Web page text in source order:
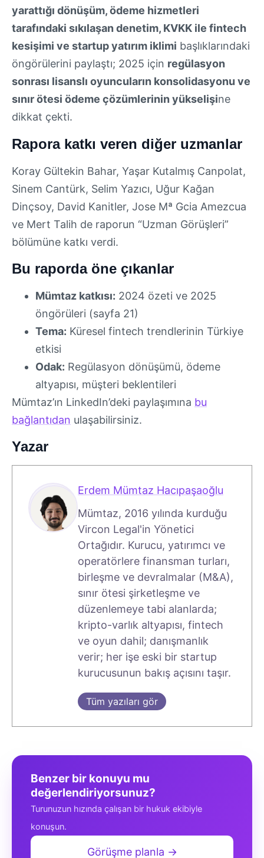
yarattığı dönüşüm, ödeme hizmetleri
tarafındaki sıkılaşan denetim, KVKK ile fintech
kesişimi ve startup yatırım iklimi başlıklarındaki
öngörülerini paylaştı; 2025 için regülasyon
sonrası lisanslı oyuncuların konsolidasyonu ve
sınır ötesi ödeme çözümlerinin yükselişine
dikkat çekti.
Rapora katkı veren diğer uzmanlar
Koray Gültekin Bahar, Yaşar Kutalmış Canpolat,
Sinem Cantürk, Selim Yazıcı, Uğur Kağan
Dinçsoy, David Kanitler, Jose Mª Gcia Amezcua
ve Mert Talih de raporun “Uzman Görüşleri”
bölümüne katkı verdi.
Bu raporda öne çıkanlar
Mümtaz katkısı: 2024 özeti ve 2025
öngörüleri (sayfa 21)
Tema: Küresel fintech trendlerinin Türkiye
etkisi
Odak: Regülasyon dönüşümü, ödeme
altyapısı, müşteri beklentileri
Mümtaz’ın LinkedIn’deki paylaşımına bu
bağlantıdan ulaşabilirsiniz.
Yazar
Erdem Mümtaz Hacıpaşaoğlu
Mümtaz, 2016 yılında kurduğu
Vircon Legal'in Yönetici
Ortağıdır. Kurucu, yatırımcı ve
operatörlere finansman turları,
birleşme ve devralmalar (M&A),
sınır ötesi şirketleşme ve
düzenlemeye tabi alanlarda;
kripto-varlık altyapısı, fintech
ve oyun dahil; danışmanlık
verir; her işe eski bir startup
kurucusunun bakış açısını taşır.
Tüm yazıları gör
Benzer bir konuyu mu
değerlendiriyorsunuz?
Turunuzun hızında çalışan bir hukuk ekibiyle
konuşun.
Görüşme planla →